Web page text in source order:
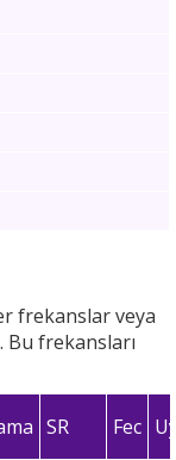
frekanslar veya
Bu frekansları
SR Fec